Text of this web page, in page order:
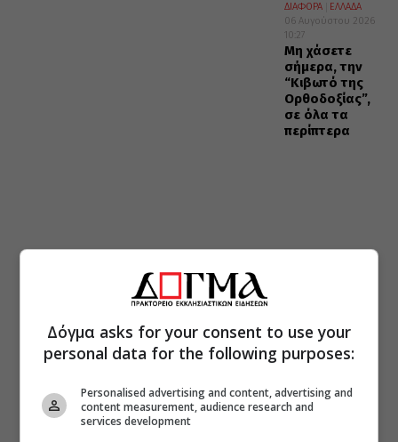
ΔΙΑΦΟΡΑ
ΕΛΛΑΔΑ
06 Αυγούστου 2026
10:27
Μη χάσετε
σήμερα, την
“Κιβωτό της
Ορθοδοξίας”,
σε όλα τα
περίπτερα
Δόγμα asks for your consent to use your
personal data for the following purposes:
Personalised advertising and content, advertising and
content measurement, audience research and
services development